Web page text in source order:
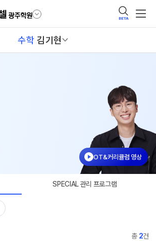
BETA
수학 김기현
OT&커리큘럼 영상
SPECIAL 관리 프로그램
총 2건